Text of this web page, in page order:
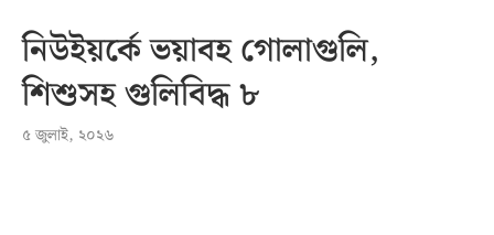
নিউইয়র্কে ভয়াবহ গোলাগুলি,
শিশুসহ গুলিবিদ্ধ ৮
৫ জুলাই, ২০২৬